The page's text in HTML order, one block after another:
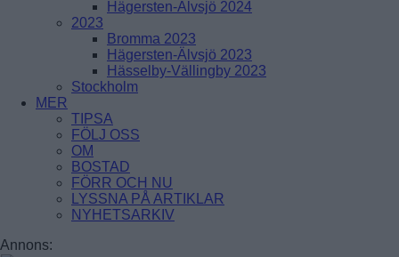
ENSKEDEFÄLTET
ENSKEDE GÅRD
GAMLA ENSKEDE
HAGSÄTRA
HÖGDALEN
JOHANNESHOV
RÅGSVED
STUREBY
ÅRSTA
ÖRBY
ÖSTBERGA
Farsta
Hägersten-Älvsjö 2024
2023
Bromma 2023
Hägersten-Älvsjö 2023
Hässelby-Vällingby 2023
Stockholm
MER
TIPSA
FÖLJ OSS
OM
BOSTAD
FÖRR OCH NU
LYSSNA PÅ ARTIKLAR
NYHETSARKIV
Annons: